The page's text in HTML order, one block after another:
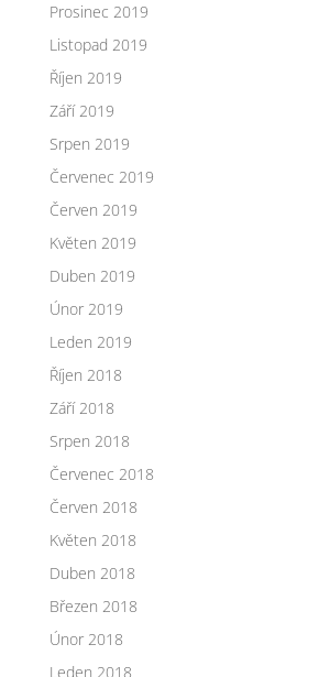
Prosinec 2019
Listopad 2019
Říjen 2019
Září 2019
Srpen 2019
Červenec 2019
Červen 2019
Květen 2019
Duben 2019
Únor 2019
Leden 2019
Říjen 2018
Září 2018
Srpen 2018
Červenec 2018
Červen 2018
Květen 2018
Duben 2018
Březen 2018
Únor 2018
Leden 2018